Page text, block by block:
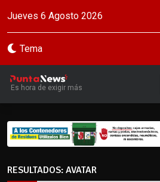
Jueves 6 Agosto 2026
Tema
Es hora de exigir más
RESULTADOS: AVATAR